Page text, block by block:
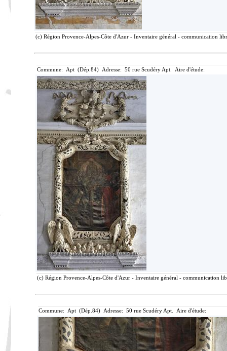
(c) Région Provence-Alpes-Côte d'Azur - Inventaire général - communication
Commune: Apt (Dép.84) Adresse: 50 rue Scudéry Apt. Aire d'étude:
(c) Région Provence-Alpes-Côte d'Azur - Inventaire général - communication
Commune: Apt (Dép.84) Adresse: 50 rue Scudéry Apt. Aire d'étude: